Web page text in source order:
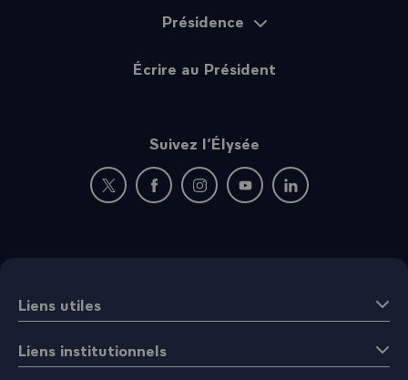
Présidence
Écrire au Président
Suivez l’Élysée
Nouvelle fenêtre : rejoignez-nous sur Twitter
Nouvelle fenêtre : rejoignez-nous sur
Nouvelle fenêtre : rejoignez-nous
Nouvelle fenêtre :
Nouvelle fenêtre :
Liens utiles
Liens institutionnels